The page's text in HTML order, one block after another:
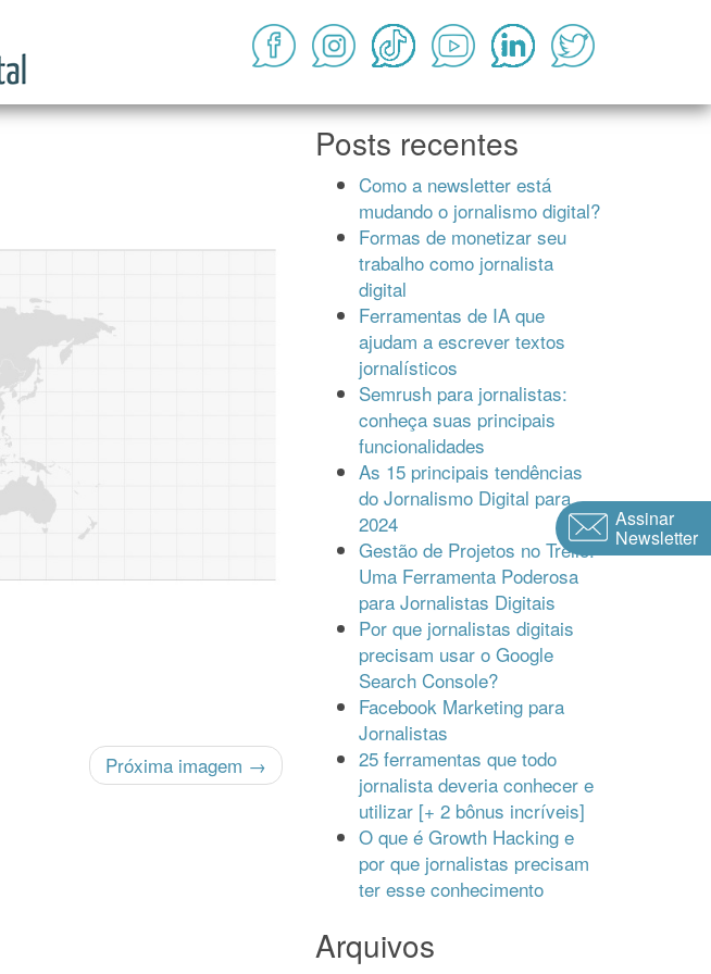
Assinar
Newsletter
Próxima imagem →
Posts recentes
Como a newsletter está
mudando o jornalismo digital?
Formas de monetizar seu
trabalho como jornalista
digital
Ferramentas de IA que
ajudam a escrever textos
jornalísticos
Semrush para jornalistas:
conheça suas principais
funcionalidades
As 15 principais tendências
do Jornalismo Digital para
2024
Gestão de Projetos no Trello:
Uma Ferramenta Poderosa
para Jornalistas Digitais
Por que jornalistas digitais
precisam usar o Google
Search Console?
Facebook Marketing para
Jornalistas
25 ferramentas que todo
jornalista deveria conhecer e
utilizar [+ 2 bônus incríveis]
O que é Growth Hacking e
por que jornalistas precisam
ter esse conhecimento
Arquivos